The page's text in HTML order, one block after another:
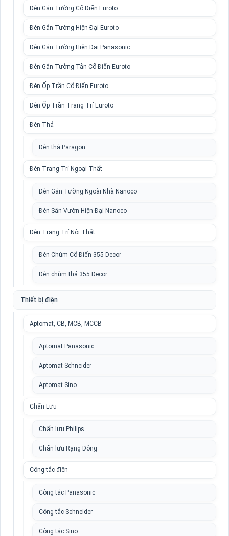
Đèn Gắn Tường Cổ Điển Euroto
Đèn Gắn Tường Hiện Đại Euroto
Đèn Gắn Tường Hiện Đại Panasonic
Đèn Gắn Tường Tân Cổ Điển Euroto
Đèn Ốp Trần Cổ Điển Euroto
Đèn Ốp Trần Trang Trí Euroto
Đèn Thả
Đèn thả Paragon
Đèn Trang Trí Ngoại Thất
Đèn Gắn Tường Ngoài Nhà Nanoco
Đèn Sân Vườn Hiện Đại Nanoco
Đèn Trang Trí Nội Thất
Đèn Chùm Cổ Điển 355 Decor
Đèn chùm thả 355 Decor
Thiết bị điện
Aptomat, CB, MCB, MCCB
Aptomat Panasonic
Aptomat Schneider
Aptomat Sino
Chấn Lưu
Chấn lưu Philips
Chấn lưu Rạng Đông
Công tắc điện
Công tắc Panasonic
Công tắc Schneider
Công tắc Sino